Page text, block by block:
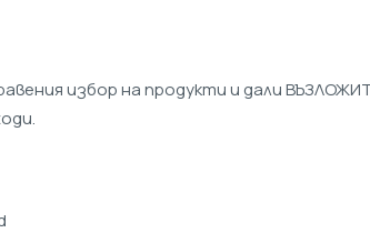
избор на продукти и дали